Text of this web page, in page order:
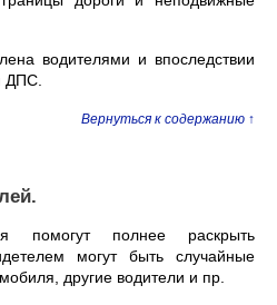
водителями и впоследствии
ДПС.
Вернуться к содержанию ↑
помогут полнее раскрыть
могут быть случайные
другие водители и пр.